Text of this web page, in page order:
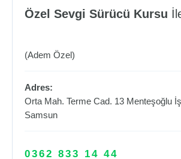
Özel Sevgi Sürücü Kursu
(Adem Özel)
Adres:
Orta Mah. Terme Cad. 13 Menteşoğlu
Samsun
0362 833 14 44